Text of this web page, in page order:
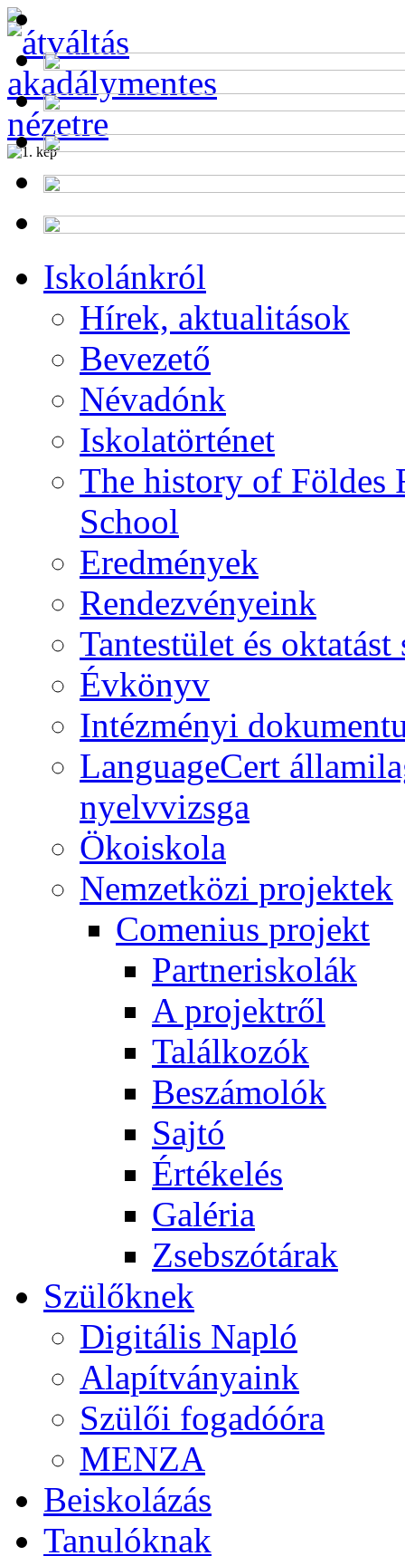
Iskolánkról
Hírek, aktualitások
Bevezető
Névadónk
Iskolatörténet
The history of Földes
School
Eredmények
Rendezvényeink
Tantestület és
Évkönyv
Intézményi
LanguageCert
nyelvvizsga
Ökoiskola
Nemzetközi projektek
Comenius projekt
Partneriskolák
A projektről
Találkozók
Beszámolók
Sajtó
Értékelés
Galéria
Zsebszótárak
Szülőknek
Digitális Napló
Alapítványaink
Szülői fogadóóra
MENZA
Beiskolázás
Tanulóknak
Program